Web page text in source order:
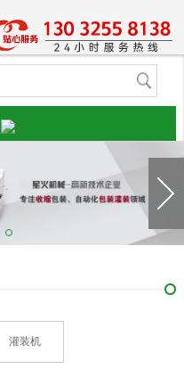
灌装机